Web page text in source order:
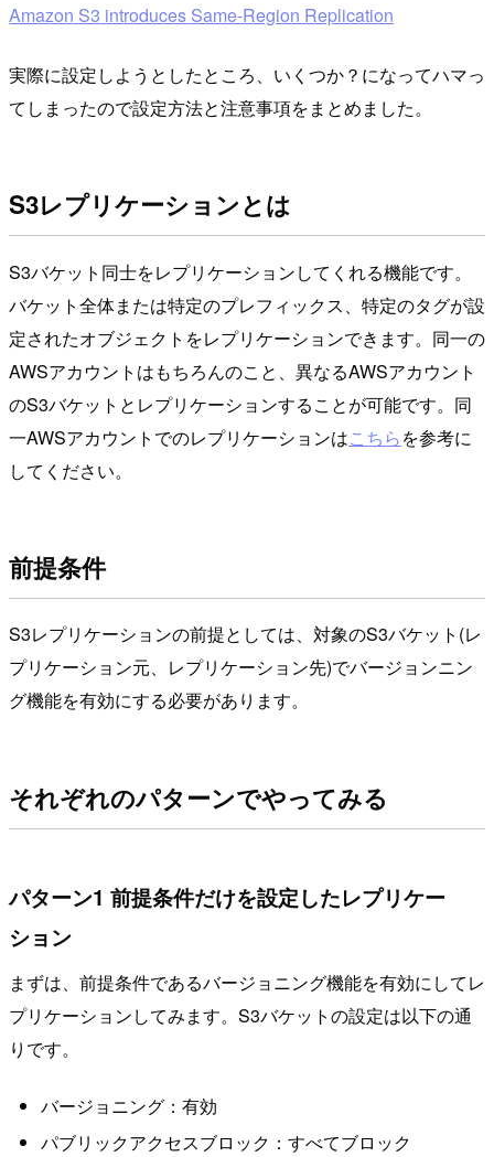
Amazon S3 introduces Same-Region Replication
実際に設定しようとしたところ、いくつか？になってハマっ
てしまったので設定方法と注意事項をまとめました。
S3レプリケーションとは
S3バケット同士をレプリケーションしてくれる機能です。
バケット全体または特定のプレフィックス、特定のタグが設
定されたオブジェクトをレプリケーションできます。同一の
AWSアカウントはもちろんのこと、異なるAWSアカウント
のS3バケットとレプリケーションすることが可能です。同
一AWSアカウントでのレプリケーションはこちらを参考に
してください。
前提条件
S3レプリケーションの前提としては、対象のS3バケット(レ
プリケーション元、レプリケーション先)でバージョンニン
グ機能を有効にする必要があります。
それぞれのパターンでやってみる
パターン1 前提条件だけを設定したレプリケー
ション
まずは、前提条件であるバージョニング機能を有効にしてレ
プリケーションしてみます。S3バケットの設定は以下の通
りです。
バージョニング：有効
パブリックアクセスブロック：すべてブロック